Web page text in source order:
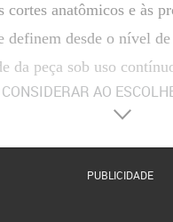
cortes anatômicos e às
definem desde o nível
da peça sob uso
AO
MASCULINA
e possui alta resistência ao pilling.
brilho natural e toque sedoso superior
PUBLICIDADE